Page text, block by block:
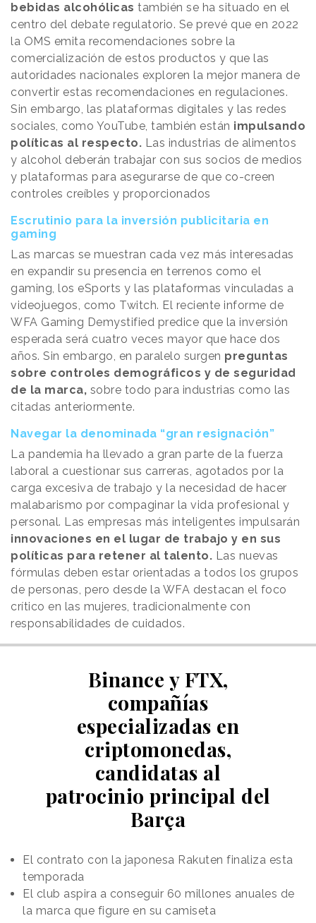
bebidas alcohólicas también se ha situado en el
centro del debate regulatorio. Se prevé que en 2022
la OMS emita recomendaciones sobre la
comercialización de estos productos y que las
autoridades nacionales exploren la mejor manera de
convertir estas recomendaciones en regulaciones.
Sin embargo, las plataformas digitales y las redes
sociales, como YouTube, también están impulsando
políticas al respecto. Las industrias de alimentos
y alcohol deberán trabajar con sus socios de medios
y plataformas para asegurarse de que co-creen
controles creíbles y proporcionados
Escrutinio para la inversión publicitaria en
gaming
Las marcas se muestran cada vez más interesadas
en expandir su presencia en terrenos como el
gaming, los eSports y las plataformas vinculadas a
videojuegos, como Twitch. El reciente informe de
WFA Gaming Demystified predice que la inversión
esperada será cuatro veces mayor que hace dos
años. Sin embargo, en paralelo surgen preguntas
sobre controles demográficos y de seguridad
de la marca, sobre todo para industrias como las
citadas anteriormente.
Navegar la denominada “gran resignación”
La pandemia ha llevado a gran parte de la fuerza
laboral a cuestionar sus carreras, agotados por la
carga excesiva de trabajo y la necesidad de hacer
malabarismo por compaginar la vida profesional y
personal. Las empresas más inteligentes impulsarán
innovaciones en el lugar de trabajo y en sus
políticas para retener al talento. Las nuevas
fórmulas deben estar orientadas a todos los grupos
de personas, pero desde la WFA destacan el foco
crítico en las mujeres, tradicionalmente con
responsabilidades de cuidados.
Binance y FTX,
compañías
especializadas en
criptomonedas,
candidatas al
patrocinio principal del
Barça
El contrato con la japonesa Rakuten finaliza esta
temporada
El club aspira a conseguir 60 millones anuales de
la marca que figure en su camiseta